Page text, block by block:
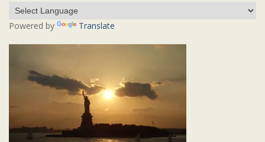
Powered by Translate